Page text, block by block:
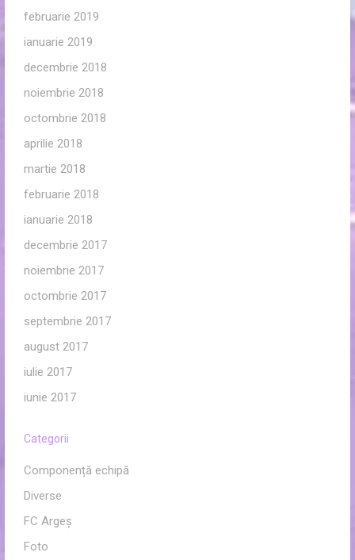
februarie 2019
ianuarie 2019
decembrie 2018
noiembrie 2018
octombrie 2018
aprilie 2018
martie 2018
februarie 2018
ianuarie 2018
decembrie 2017
noiembrie 2017
octombrie 2017
septembrie 2017
august 2017
iulie 2017
iunie 2017
Categorii
Componență echipă
Diverse
FC Argeș
Foto